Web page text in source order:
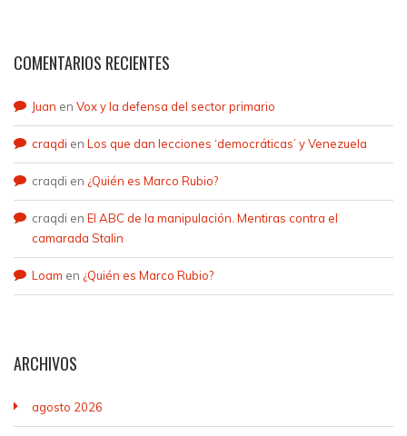
COMENTARIOS RECIENTES
Juan en Vox y la defensa del sector primario
craqdi en Los que dan lecciones ‘democráticas’ y Venezuela
craqdi en ¿Quién es Marco Rubio?
craqdi en El ABC de la manipulación. Mentiras contra el
camarada Stalin
Loam en ¿Quién es Marco Rubio?
ARCHIVOS
agosto 2026